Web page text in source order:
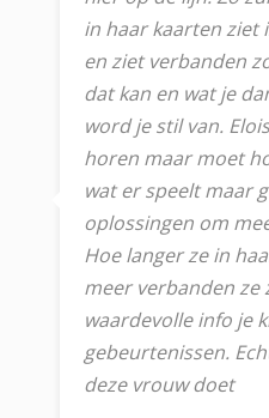
in haar kaarten ziet
en ziet verbanden
dat kan en wat je
word je stil van.
horen maar moet
wat er speelt maar
oplossingen om
Hoe langer ze in
meer verbanden ze
waardevolle info je
gebeurtenissen.
deze vrouw doet